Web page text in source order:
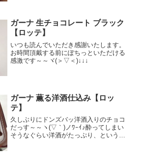
ガーナ 生チョコレート ブラック
【ロッテ】
いつも読んでいただき感謝いたします。
お時間頂戴する前にぽちっといただける
感激です～～ヾ(＞▽＜)↓↓↓
ガーナ 薫る洋酒仕込み【ロッ
テ】
久しぶりにドンズバッ洋酒入りのチョコ
だっす～～ヽ(▽｀)ノﾜｰｲ♪酔ってしまい
そうなぐらい洋酒がたっぷり、という口